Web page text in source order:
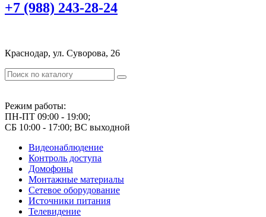
+7 (988) 243-28-24
Краснодар, ул. Суворова, 26
Режим работы:
ПН-ПТ 09:00 - 19:00;
СБ 10:00 - 17:00; ВС выходной
Видеонаблюдение
Контроль доступа
Домофоны
Монтажные материалы
Сетевое оборудование
Источники питания
Телевидение